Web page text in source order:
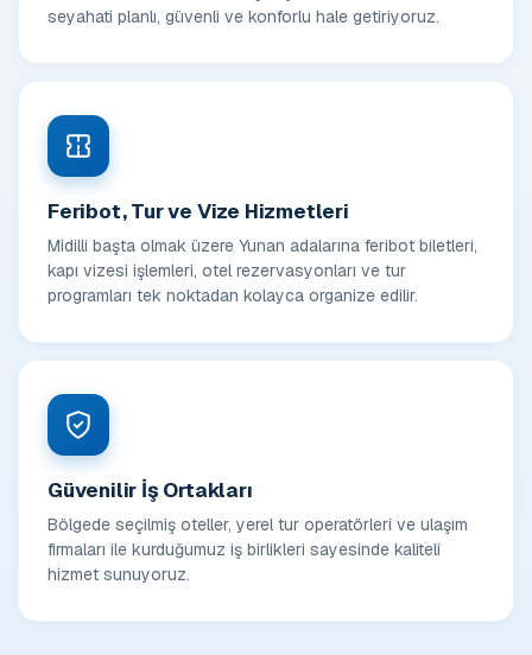
seyahati planlı, güvenli ve konforlu hale getiriyoruz.
Feribot, Tur ve Vize Hizmetleri
Midilli başta olmak üzere Yunan adalarına feribot biletleri,
kapı vizesi işlemleri, otel rezervasyonları ve tur
programları tek noktadan kolayca organize edilir.
Güvenilir İş Ortakları
Bölgede seçilmiş oteller, yerel tur operatörleri ve ulaşım
firmaları ile kurduğumuz iş birlikleri sayesinde kaliteli
hizmet sunuyoruz.